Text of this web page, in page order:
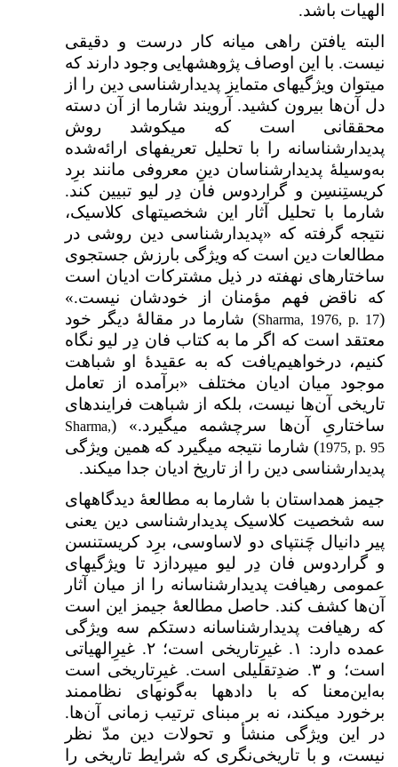
الهیات باشد.
البته یافتن راهی میانه کار درست و دقیقی
نیست. با این اوصاف پژوهش­هایی وجود دارند که
می­توان ویژگی­های متمایز پدیدارشناسی دین را از
دل آن‌ها بیرون کشید. آرویند شارما از آن دسته
محققانی است که می­کوشد روش
پدیدارشناسانه را با تحلیل تعریف­های ارائه‌شده
به‌وسیلۀ پدیدارشناسان دینِ معروفی مانند برِد
کریستِن­سِن و گراردوس فان‌ دِر لیو تبیین کند.
شارما با تحلیل آثار این شخصیت­های کلاسیک،
نتیجه گرفته که «پدیدارشناسی دین روشی در
مطالعات دین است که ویژگی بارزش جستجوی
ساختارهای نهفته در ذیل مشترکات ادیان است
که ناقض فهم مؤمنان از خودشان نیست.»
(
Sharma, 1976, p. 17) شارما در مقالۀ دیگر خود
معتقد است که اگر ما به کتاب فان دِر لیو نگاه
کنیم، درخواهیم‌یافت که به عقیدهٔ او شباهت
موجود میان ادیان مختلف «برآمده از تعامل
تاریخی آن‌ها نیست، بلکه از شباهت فرایندهای
ساختاریِ آن‌ها سرچشمه می­گیرد.» (Sharma,
1975, p. 95) شارما نتیجه می­گیرد که همین ویژگی
پدیدارشناسی دین را از تاریخ ادیان جدا می­کند.
جیمز هم­داستان با شارما به مطالعهٔ دیدگاه­های
سه شخصیت کلاسیک پدیدارشناسی دین یعنی
پیر دانیال چَنتپای دو لاساوسی، برِد کریستن­سن
و گراردوس فان دِر لیو می­پردازد تا ویژگی­های
عمومی رهیافت پدیدارشناسانه را از میان آثار
آن‌ها کشف کند. حاصل مطالعهٔ جیمز این است
که رهیافت پدیدارشناسانه دست­کم سه ویژگی
عمده دارد: ۱. غیرِتاریخی است؛ ۲. غیرِالهیاتی
است؛ و ۳. ضدِتقلیلی است. غیرِتاریخی است
به‌این‌معنا که با داده­ها به‌گونه­ای نظام­مند
برخورد می­کند، نه بر مبنای ترتیب زمانی آن‌ها.
در این ویژگی منشأ و تحولات دین مدّ نظر
نیست، و با تاریخی‌نگری که شرایط تاریخی را